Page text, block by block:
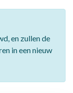
en zullen de
in een nieuw